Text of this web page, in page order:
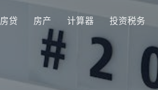
房贷 房产 计算器 投资税务